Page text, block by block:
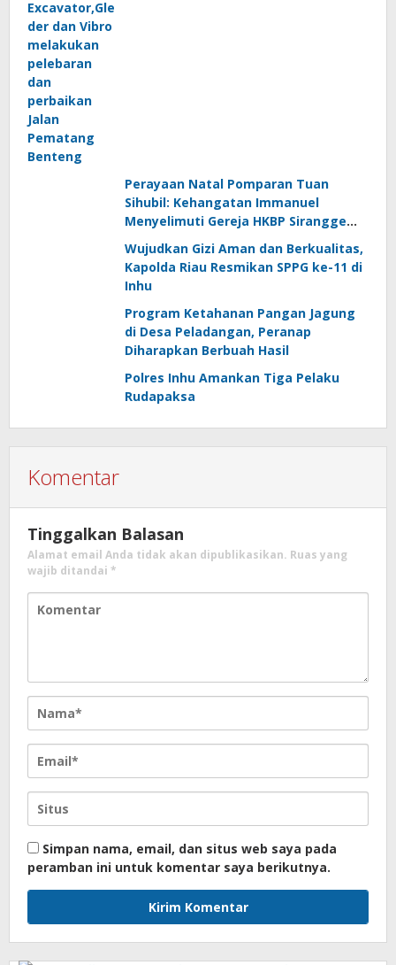
Perayaan Natal Pomparan Tuan
Sihubil: Kehangatan Immanuel
Menyelimuti Gereja HKBP Sirangge
Wujudkan Gizi Aman dan Berkualitas,
Kapolda Riau Resmikan SPPG ke-11 di
Inhu
Program Ketahanan Pangan Jagung
di Desa Peladangan, Peranap
Diharapkan Berbuah Hasil
Polres Inhu Amankan Tiga Pelaku
Rudapaksa
Komentar
Tinggalkan Balasan
Alamat email Anda tidak akan dipublikasikan. Ruas yang
wajib ditandai *
Simpan nama, email, dan situs web saya pada
peramban ini untuk komentar saya berikutnya.